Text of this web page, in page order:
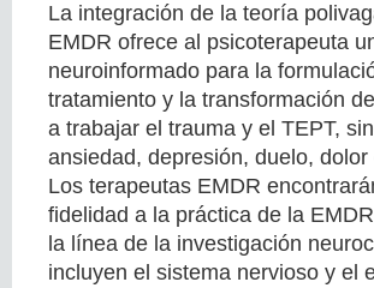
La integración de la teoría
EMDR ofrece al psicoterapeuta
neuroinformado para la
tratamiento y la transformación
a trabajar el trauma y el TEPT,
ansiedad, depresión, duelo,
Los terapeutas EMDR
fidelidad a la práctica de la
la línea de la investigación
incluyen el sistema nervioso y el